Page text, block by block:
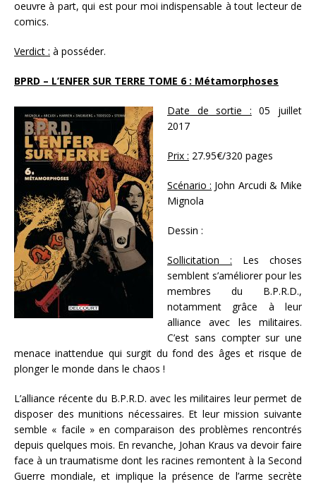
oeuvre à part, qui est pour moi indispensable à tout lecteur de
comics.
Verdict : à posséder.
BPRD – L’ENFER SUR TERRE TOME 6 : Métamorphoses
Date de sortie : 05 juillet
2017
Prix : 27.95€/320 pages
Scénario : John Arcudi & Mike
Mignola
Dessin :
Sollicitation : Les choses
semblent s’améliorer pour les
membres du B.P.R.D.,
notamment grâce à leur
alliance avec les militaires.
C’est sans compter sur une
menace inattendue qui surgit du fond des âges et risque de
plonger le monde dans le chaos !
L’alliance récente du B.P.R.D. avec les militaires leur permet de
disposer des munitions nécessaires. Et leur mission suivante
semble « facile » en comparaison des problèmes rencontrés
depuis quelques mois. En revanche, Johan Kraus va devoir faire
face à un traumatisme dont les racines remontent à la Second
Guerre mondiale, et implique la présence de l’arme secrète